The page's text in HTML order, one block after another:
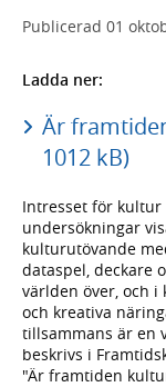
Publicerad 01
Ladda ner:
Är
1012 kB)
Intresset för kultur
undersökningar
kulturutövande
dataspel, deckare
världen över, och i
och kreativa
tillsammans är en
beskrivs i
"Är framtiden